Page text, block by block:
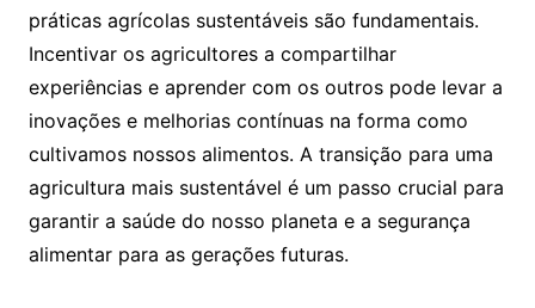
práticas agrícolas sustentáveis são fundamentais.
Incentivar os agricultores a compartilhar
experiências e aprender com os outros pode levar a
inovações e melhorias contínuas na forma como
cultivamos nossos alimentos. A transição para uma
agricultura mais sustentável é um passo crucial para
garantir a saúde do nosso planeta e a segurança
alimentar para as gerações futuras.